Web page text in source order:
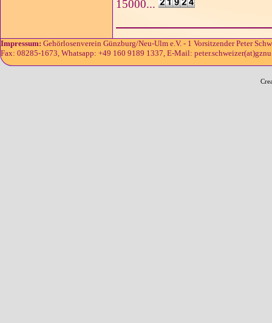
15000...
Impressum: Gehörlosenverein Günzburg/Neu-Ulm e.V. - 1 Vorsitzender Peter
Fax: 08285-1673, Whatsapp: +49 160 9189 1337, E-Mail: